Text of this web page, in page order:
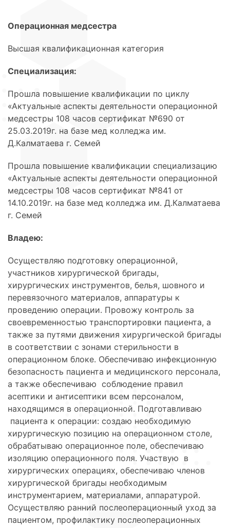
Операционная медсестра
Высшая квалификационная категория
Специализация:
Прошла повышение квалификации по циклу
«Актуальные аспекты деятельности операционной
медсестры 108 часов сертификат №690 от
25.03.2019г. на базе мед колледжа им.
Д.Калматаева г. Семей
Прошла повышение квалификации специализацию
«Актуальные аспекты деятельности операционной
медсестры 108 часов сертификат №841 от
14.10.2019г. на базе мед колледжа им. Д.Калматаева
г. Семей
Владею:
Осуществляю подготовку операционной,
участников хирургической бригады,
хирургических инструментов, белья, шовного и
перевязочного материалов, аппаратуры к
проведению операции. Провожу контроль за
своевременностью транспортировки пациента, а
также за путями движения хирургической бригады
в соответствии с зонами стерильности в
операционном блоке. Обеспечиваю инфекционную
безопасность пациента и медицинского персонала,
а также обеспечиваю соблюдение правил
асептики и антисептики всем персоналом,
находящимся в операционной. Подготавливаю
пациента к операции: создаю необходимую
хирургическую позицию на операционном столе,
обрабатываю операционное поле, обеспечиваю
изоляцию операционного поля. Участвую в
хирургических операциях, обеспечиваю членов
хирургической бригады необходимым
инструментарием, материалами, аппаратурой.
Осуществляю ранний послеоперационный уход за
пациентом, профилактику послеоперационных